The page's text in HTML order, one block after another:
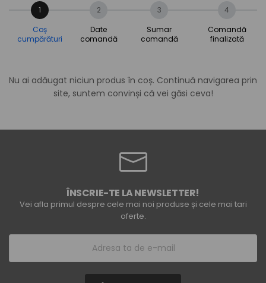
Coș
cumpărături
Date
comandă
Sumar
comandă
Comandă
finalizată
Nu ai adăugat niciun produs în coș. Continuă navigarea prin
site, suntem convinși că vei găsi ceva!
ÎNSCRIE-TE LA NEWSLETTER!
Vei afla primul despre cele mai noi produse și cele mai tari
oferte.